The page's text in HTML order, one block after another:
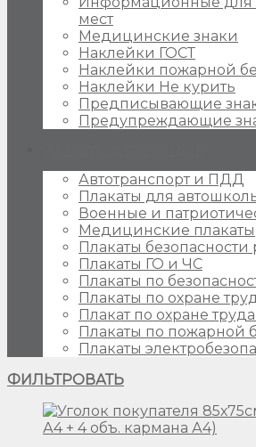
мест
Медицинские знаки
Наклейки ГОСТ
Наклейки пожарной
Наклейки Не курить
Предписывающие
Предупреждающие
Автотранспорт и ПДД
Плакаты для
Военные и
Медицинские плакаты
Плакаты безопасности
Плакаты ГО и ЧС
Плакаты по
Плакаты по охране
Плакат по охране
Плакаты по пожарной
Плакаты
ФИЛЬТРОВАТЬ